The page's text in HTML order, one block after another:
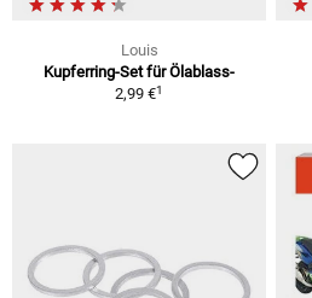
Louis
Kupferring-Set für Ölablass-
2,99 €1